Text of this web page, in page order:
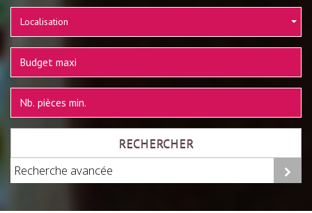
Localisation
RECHERCHER
Recherche avancée